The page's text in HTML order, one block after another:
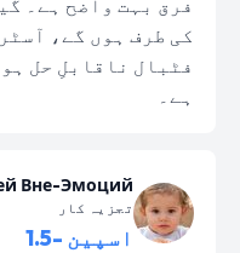
کی طرف ہوں گے،
ہے۔
Вне-Эмоций
تجزیہ کار
اسپین -1.5